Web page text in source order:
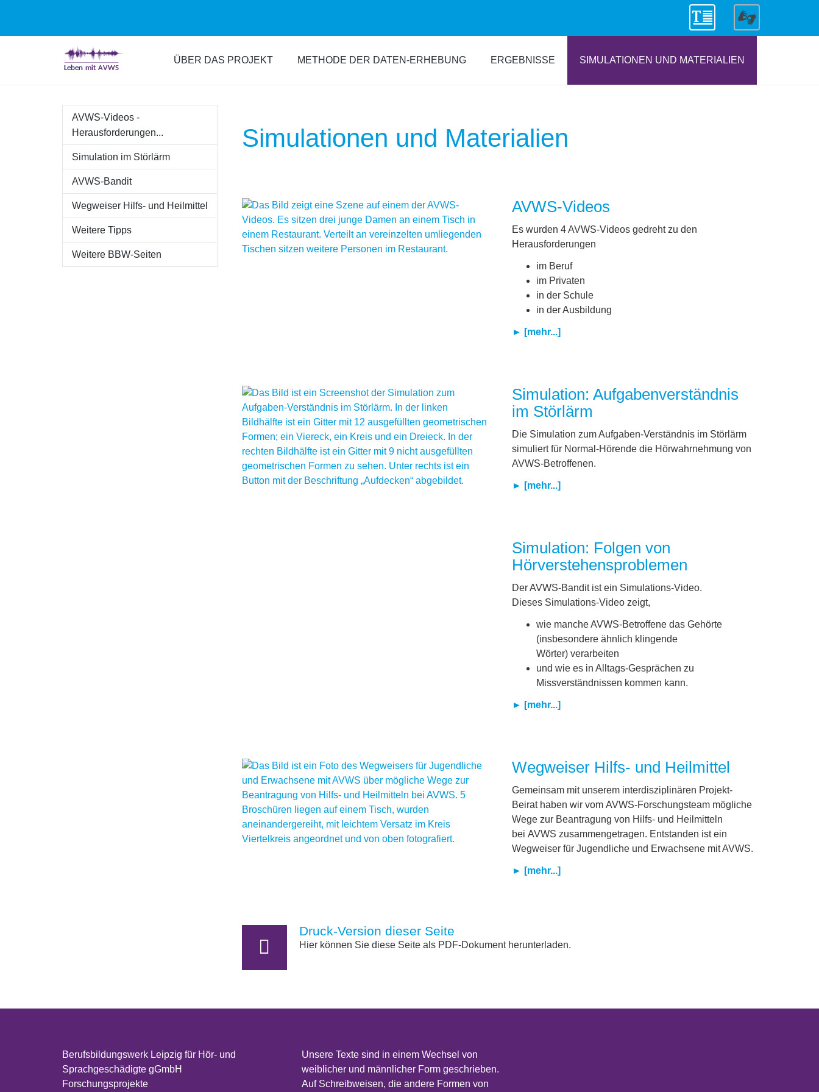
ÜBER DAS PROJEKT METHODE DER DATEN-ERHEBUNG ERGEBNISSE SIMULATIONEN UND MATERIALIEN
AVWS-Videos -
Herausforderungen...
Simulation im Störlärm
AVWS-Bandit
Wegweiser Hilfs- und Heilmittel
Weitere Tipps
Weitere BBW-Seiten
Simulationen und Materialien
AVWS-Videos
Es wurden 4 AVWS-Videos gedreht zu den
Herausforderungen
im Beruf
im Privaten
in der Schule
in der Ausbildung
► [mehr...]
Simulation: Aufgabenverständnis
im Störlärm
Die Simulation zum Aufgaben-Verständnis im Störlärm
simuliert für Normal-Hörende die Hörwahrnehmung von
AVWS-Betroffenen.
► [mehr...]
Simulation: Folgen von
Hörverstehensproblemen
Der AVWS-Bandit ist ein Simulations-Video.
Dieses Simulations-Video zeigt,
wie manche AVWS-Betroffene das Gehörte
(insbesondere ähnlich klingende
Wörter) verarbeiten
und wie es in Alltags-Gesprächen zu
Missverständnissen kommen kann.
► [mehr...]
Wegweiser Hilfs- und Heilmittel
Gemeinsam mit unserem interdisziplinären Projekt-
Beirat haben wir vom AVWS-Forschungsteam mögliche
Wege zur Beantragung von Hilfs- und Heilmitteln
bei AVWS zusammengetragen. Entstanden ist ein
Wegweiser für Jugendliche und Erwachsene mit AVWS.
► [mehr...]
Druck-Version dieser Seite
Hier können Sie diese Seite als PDF-Dokument herunterladen.
Berufsbildungswerk Leipzig für Hör- und
Sprachgeschädigte gGmbH
Forschungsprojekte
Unsere Texte sind in einem Wechsel von
weiblicher und männlicher Form geschrieben.
Auf Schreibweisen, die andere Formen von